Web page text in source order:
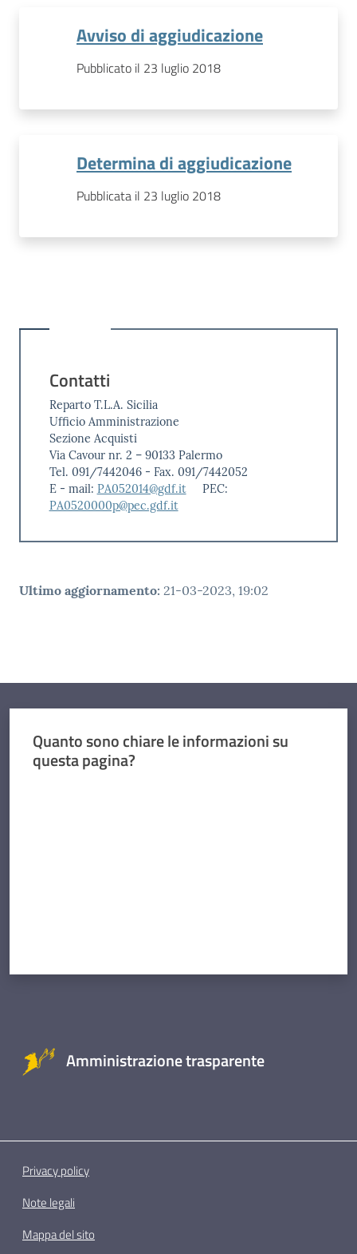
Avviso di aggiudicazione
Pubblicato il 23 luglio 2018
Determina di aggiudicazione
Pubblicata il 23 luglio 2018
Contatti
Reparto T.L.A. Sicilia
Ufficio Amministrazione
Sezione Acquisti
Via Cavour nr. 2 – 90133 Palermo
Tel. 091/7442046 - Fax. 091/7442052
E - mail: PA052014@gdf.it
PEC:
PA0520000p@pec.gdf.it
Ultimo aggiornamento: 21-03-2023, 19:02
Quanto sono chiare le informazioni su
questa pagina?
Amministrazione trasparente
Privacy policy
Note legali
Mappa del sito